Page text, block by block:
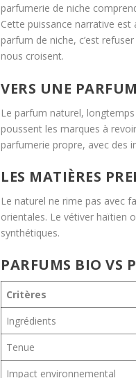
parfumerie de niche
Cette puissance narrative est
parfum de niche, c’est
nous croisent.
VERS UNE
Le parfum naturel,
poussent les marques à
parfumerie propre, avec des
LES MATIÈRES
Le naturel ne rime pas avec
orientales. Le vétiver haïtien
synthétiques.
PARFUMS BIO VS
Critères
Ingrédients
Tenue
Impact environnemental